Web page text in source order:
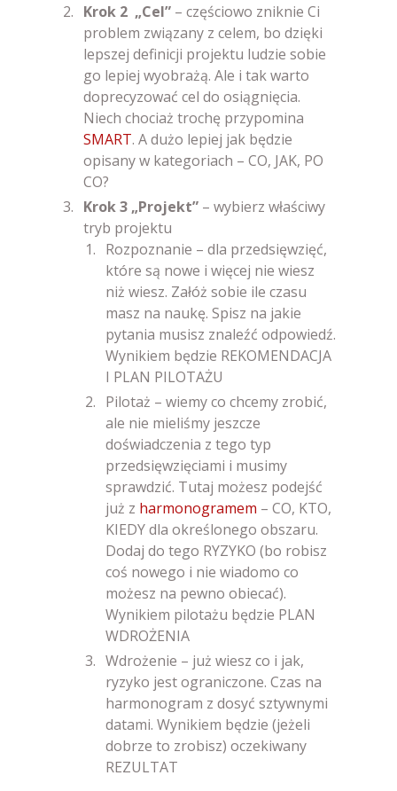
Krok 2 „Cel” – częściowo zniknie Ci
problem związany z celem, bo dzięki
lepszej definicji projektu ludzie sobie
go lepiej wyobrażą. Ale i tak warto
doprecyzować cel do osiągnięcia.
Niech chociaż trochę przypomina
SMART. A dużo lepiej jak będzie
opisany w kategoriach – CO, JAK, PO
CO?
Krok 3 „Projekt” – wybierz właściwy
tryb projektu
Rozpoznanie – dla przedsięwzięć,
które są nowe i więcej nie wiesz
niż wiesz. Załóż sobie ile czasu
masz na naukę. Spisz na jakie
pytania musisz znaleźć odpowiedź.
Wynikiem będzie REKOMENDACJA
I PLAN PILOTAŻU
Pilotaż – wiemy co chcemy zrobić,
ale nie mieliśmy jeszcze
doświadczenia z tego typ
przedsięwzięciami i musimy
sprawdzić. Tutaj możesz podejść
już z harmonogramem – CO, KTO,
KIEDY dla określonego obszaru.
Dodaj do tego RYZYKO (bo robisz
coś nowego i nie wiadomo co
możesz na pewno obiecać).
Wynikiem pilotażu będzie PLAN
WDROŻENIA
Wdrożenie – już wiesz co i jak,
ryzyko jest ograniczone. Czas na
harmonogram z dosyć sztywnymi
datami. Wynikiem będzie (jeżeli
dobrze to zrobisz) oczekiwany
REZULTAT